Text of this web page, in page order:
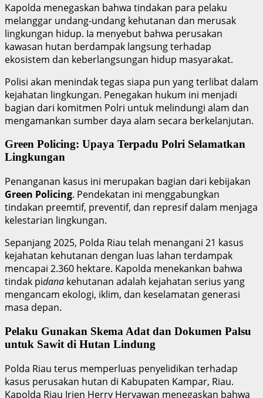
Kapolda menegaskan bahwa tindakan para pelaku
melanggar undang-undang kehutanan dan merusak
lingkungan hidup. Ia menyebut bahwa perusakan
kawasan hutan berdampak langsung terhadap
ekosistem dan keberlangsungan hidup masyarakat.
Polisi akan menindak tegas siapa pun yang terlibat dalam
kejahatan lingkungan. Penegakan hukum ini menjadi
bagian dari komitmen Polri untuk melindungi alam dan
mengamankan sumber daya alam secara berkelanjutan.
Green Policing: Upaya Terpadu Polri Selamatkan
Lingkungan
Penanganan kasus ini merupakan bagian dari kebijakan
Green Policing. Pendekatan ini menggabungkan
tindakan preemtif, preventif, dan represif dalam menjaga
kelestarian lingkungan.
Sepanjang 2025, Polda Riau telah menangani 21 kasus
kejahatan kehutanan dengan luas lahan terdampak
mencapai 2.360 hektare. Kapolda menekankan bahwa
tindak pidana kehutanan adalah kejahatan serius yang
mengancam ekologi, iklim, dan keselamatan generasi
masa depan.
Pelaku Gunakan Skema Adat dan Dokumen Palsu
untuk Sawit di Hutan Lindung
Polda Riau terus memperluas penyelidikan terhadap
kasus perusakan hutan di Kabupaten Kampar, Riau.
Kapolda Riau Irjen Herry Heryawan menegaskan bahwa